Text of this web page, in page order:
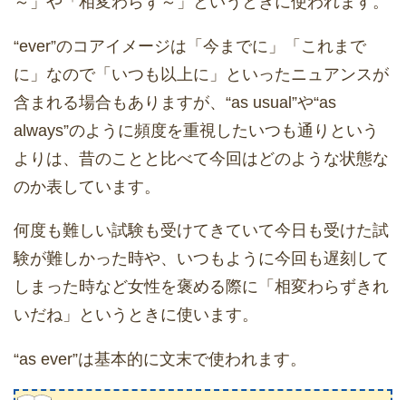
“ever”のコアイメージは「今までに」「これまで
に」なので「いつも以上に」といったニュアンスが
含まれる場合もありますが、“as usual”や“as
always”のように頻度を重視したいつも通りという
よりは、昔のことと比べて今回はどのような状態な
のか表しています。
何度も難しい試験も受けてきていて今日も受けた試
験が難しかった時や、いつもように今回も遅刻して
しまった時など女性を褒める際に「相変わらずきれ
いだね」というときに使います。
“as ever”は基本的に文末で使われます。